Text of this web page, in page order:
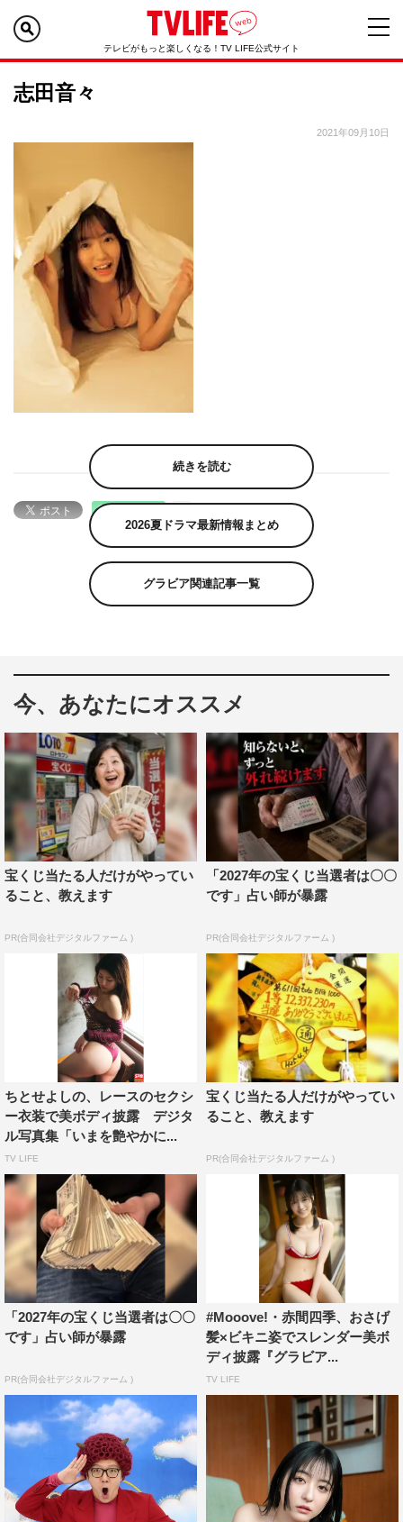
テレビがもっと楽しくなる！TV LIFE公式サイト
志田音々
2021年09月10日
続きを読む
2026夏ドラマ最新情報まとめ
グラビア関連記事一覧
今、あなたにオススメ
宝くじ当たる人だけがやってい
ること、教えます
PR(合同会社デジタルファーム )
「2027年の宝くじ当選者は〇〇
です」占い師が暴露
PR(合同会社デジタルファーム )
ちとせよしの、レースのセクシ
ー衣装で美ボディ披露 デジタ
ル写真集「いまを艶やかに...
TV LIFE
宝くじ当たる人だけがやってい
ること、教えます
PR(合同会社デジタルファーム )
「2027年の宝くじ当選者は〇〇
です」占い師が暴露
PR(合同会社デジタルファーム )
#Mooove!・赤間四季、おさげ
髪×ビキニ姿でスレンダー美ボ
ディ披露『グラビア...
TV LIFE